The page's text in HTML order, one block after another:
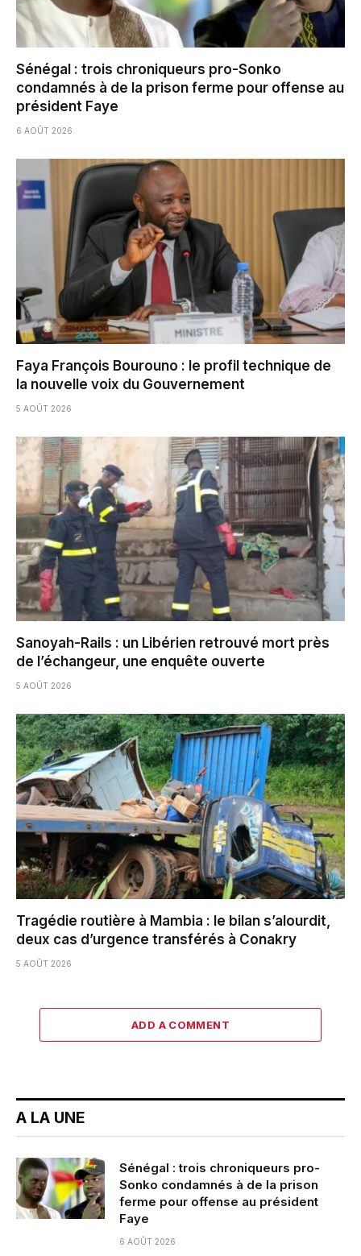
Sénégal : trois chroniqueurs pro-Sonko
condamnés à de la prison ferme pour offense au
président Faye
6 AOÛT 2026
Faya François Bourouno : le profil technique de
la nouvelle voix du Gouvernement
5 AOÛT 2026
Sanoyah-Rails : un Libérien retrouvé mort près
de l’échangeur, une enquête ouverte
5 AOÛT 2026
Tragédie routière à Mambia : le bilan s’alourdit,
deux cas d’urgence transférés à Conakry
5 AOÛT 2026
ADD A COMMENT
A LA UNE
Sénégal : trois chroniqueurs pro-
Sonko condamnés à de la prison
ferme pour offense au président
Faye
6 AOÛT 2026